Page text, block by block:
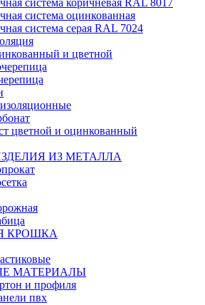
система коричневая RAL 8017
система оцинкованная
система серая RAL 7024
и цветной
цветной и оцинкованный
ИЗ МЕТАЛЛА
КРОШКА
МАТЕРИАЛЫ
и профиля
пвх